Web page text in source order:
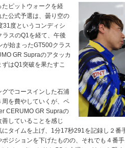
ピットウォークを経
公式予選は、曇り空の
31度というコンディシ
ラスのQ1を経て、午後
が始まったGT500クラス
GR Supraのアタッカ
はQ1突破を果たすこ
でコースインした石浦
を費やしていくが、ペ
CERUMO GR Supraの
していることを感じ
タイムを上げ、1分17秒291を記録し２
ポジションを下げたものの、それでも４番